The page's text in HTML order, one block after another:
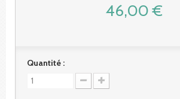
46,00 €
Quantité :